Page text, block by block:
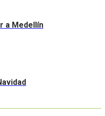
a Medellín